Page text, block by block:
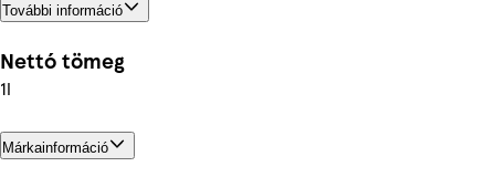
További információ
Nettó tömeg
1l
Márkainformáció